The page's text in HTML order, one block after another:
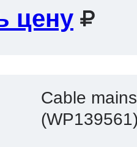
цену
Cable